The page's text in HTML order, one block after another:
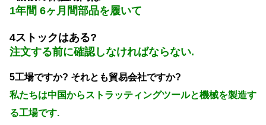
1年間 6ヶ月間部品を履いて
4ストックはある?
注文する前に確認しなければならない.
5工場ですか? それとも貿易会社ですか?
私たちは中国からストラッティングツールと機械を製造す
る工場です.